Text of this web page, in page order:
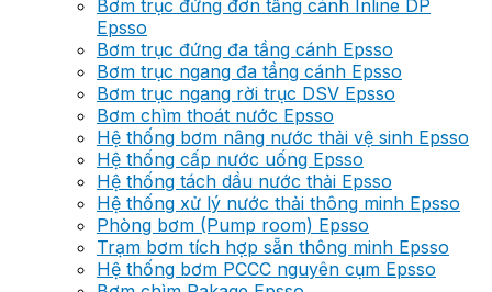
Bơm trục đứng đơn tầng cánh Inline DP
Epsso
Bơm trục đứng đa tầng cánh Epsso
Bơm trục ngang đa tầng cánh Epsso
Bơm trục ngang rời trục DSV Epsso
Bơm chìm thoát nước Epsso
Hệ thống bơm nâng nước thải vệ sinh Epsso
Hệ thống cấp nước uống Epsso
Hệ thống tách dầu nước thải Epsso
Hệ thống xử lý nước thải thông minh Epsso
Phòng bơm (Pump room) Epsso
Trạm bơm tích hợp sẵn thông minh Epsso
Hệ thống bơm PCCC nguyên cụm Epsso